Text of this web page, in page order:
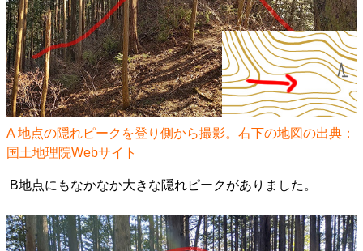
A 地点の隠れピークを登り側から撮影。右下の地図の出典：
国土地理院Webサイト
B地点にもなかなか大きな隠れピークがありました。